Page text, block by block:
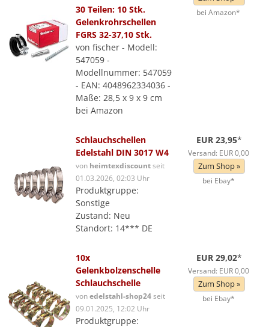
30 Teilen: 10 Stk.
Gelenkrohrschellen
FGRS 32-37,10 Stk.
von fischer - Modell:
547059 -
Modellnummer: 547059
- EAN: 4048962334036 -
Maße: 28,5 x 9 x 9 cm
bei Amazon
bei Amazon*
Schlauchschellen
Edelstahl DIN 3017 W4
von heimtexdiscountseit
01.03.2026, 02:03 Uhr
Produktgruppe:
Sonstige
Zustand: Neu
Standort: 14*** DE
EUR 23,95*
Versand: EUR 0,00
Zum Shop »
bei Ebay*
10x
Gelenkbolzenschelle
Schlauchschelle
vonedelstahl-shop24seit
09.01.2025, 12:02 Uhr
Produktgruppe:
EUR 29,02*
Versand: EUR 0,00
Zum Shop »
bei Ebay*